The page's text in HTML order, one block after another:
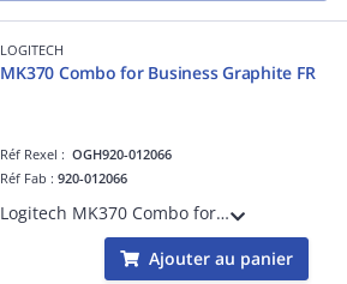
LOGITECH
MK370 Combo for Business Graphite FR
Réf Rexel :OGH920-012066
Réf Fab :920-012066
Logitech MK370 Combo for Business - Ensemble clavier et souris - sans fil - Bluetooth LE - AZERTY - Français - graphite
Ajouter au panier